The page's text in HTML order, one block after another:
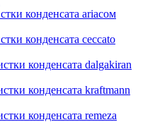
конденсата ariacом
конденсата ceccato
конденсата dalgakiran
конденсата kraftmann
конденсата remeza